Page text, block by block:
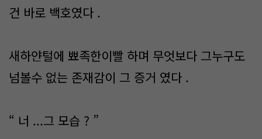
건 바로 백호였다 .
새하얀털에 뾰족한이빨 하며 무엇보다 그누구도
넘볼수 없는 존재감이 그 증거 였다 .
“ 너 ...그 모습 ? ”